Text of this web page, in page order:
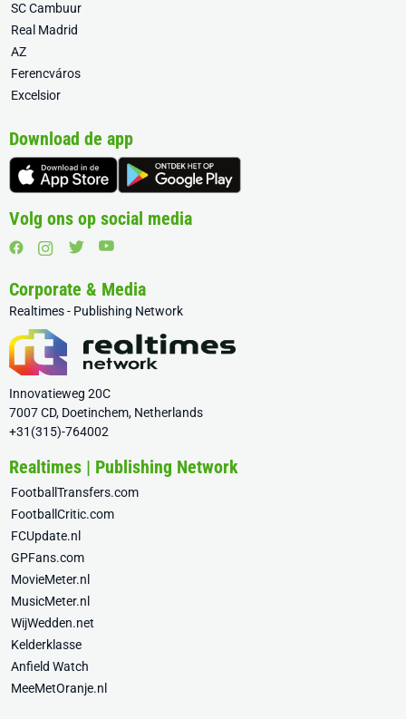
SC Cambuur
Real Madrid
AZ
Ferencváros
Excelsior
Download de app
Volg ons op social media
Corporate & Media
Realtimes - Publishing Network
Innovatieweg 20C
7007 CD, Doetinchem, Netherlands
+31(315)-764002
Realtimes | Publishing Network
FootballTransfers.com
FootballCritic.com
FCUpdate.nl
GPFans.com
MovieMeter.nl
MusicMeter.nl
WijWedden.net
Kelderklasse
Anfield Watch
MeeMetOranje.nl